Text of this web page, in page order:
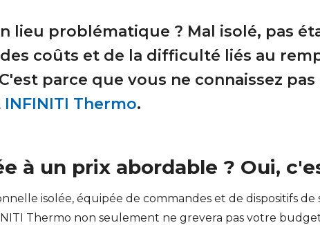
lieu problématique ? Mal isolé, pas
coûts et de la difficulté liés au
parce que vous ne connaissez
INFINITI Thermo.
à un prix abordable ? Oui,
isolée, équipée de commandes et de dispositifs
Thermo non seulement ne grevera pas votre